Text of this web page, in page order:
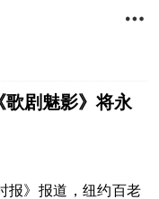

剧魅影》将永
报》报道，纽约百老